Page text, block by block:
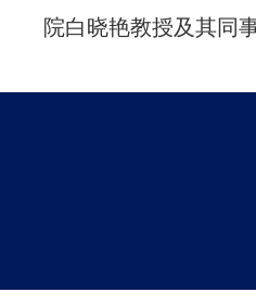
院白晓艳教授及其同事